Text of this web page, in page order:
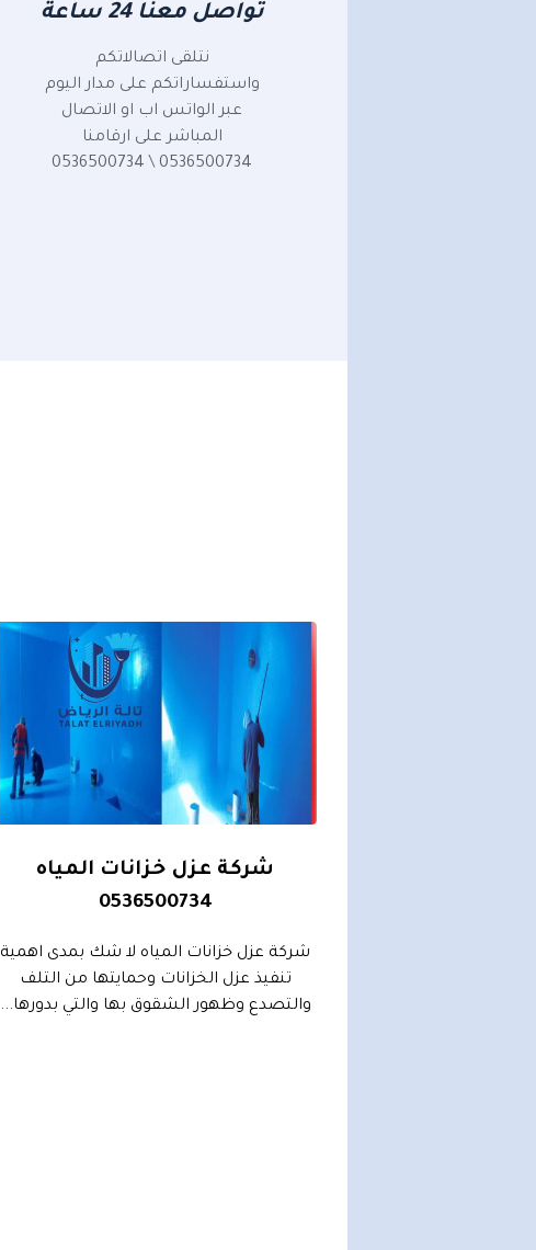
تواصل معنا 24 ساعة
نتلقى اتصالاتكم
واستفساراتكم على مدار اليوم
عبر الواتس اب او الاتصال
المباشر على ارقامنا
0536500734 \ 0536500734
شركة عزل خزانات المياه
0536500734
شركة عزل خزانات المياه لا شك بمدى اهمية
تنفيذ عزل الخزانات وحمايتها من التلف
والتصدع وظهور الشقوق بها والتي بدورها...